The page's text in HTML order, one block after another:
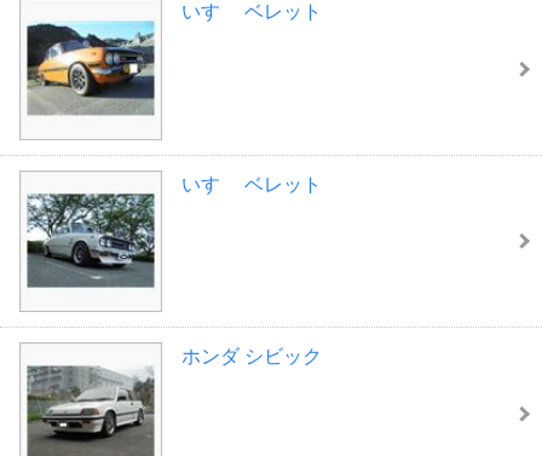
いすゞ ベレット
いすゞ ベレット
ホンダ シビック